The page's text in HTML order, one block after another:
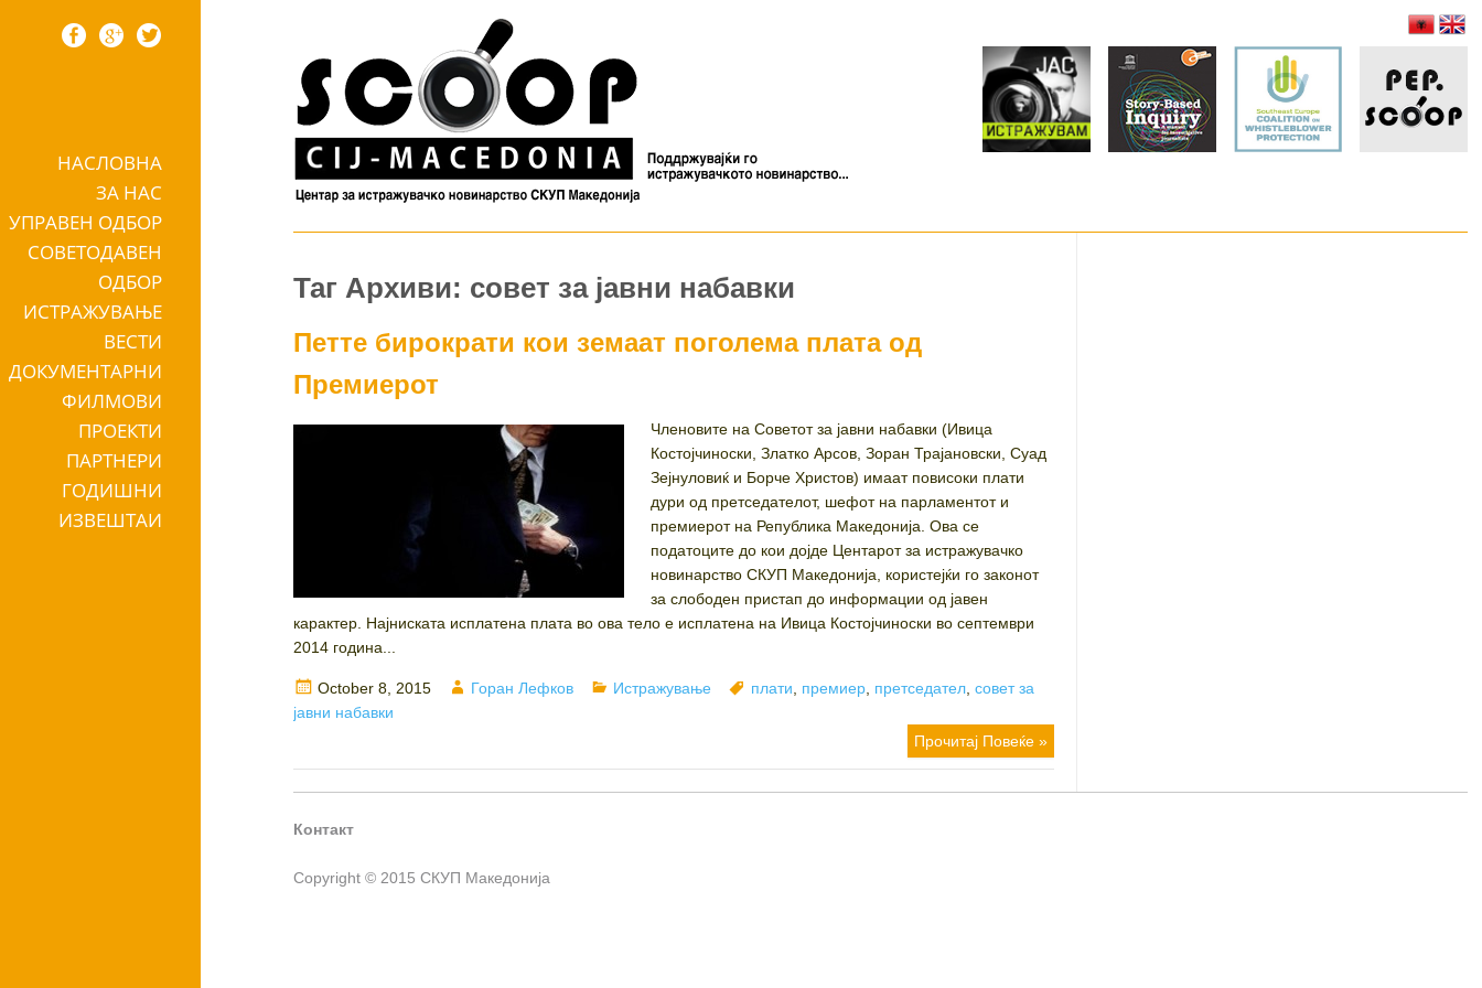
Skip to contentНАСЛОВНА
ЗА НАС
УПРАВЕН ОДБОР
СОВЕТОДАВЕН
ОДБОР
ИСТРАЖУВАЊЕ
ВЕСТИ
ДОКУМЕНТАРНИ
ФИЛМОВИ
ПРОЕКТИ
ПАРТНЕРИ
ГОДИШНИ
ИЗВЕШТАИ
Таг Архиви: совет за јавни набавки
Петте бирократи кои земаат поголема плата од
Премиерот
Членовите на Советот за јавни набавки (Ивица
Костојчиноски, Златко Арсов, Зоран Трајановски, Суад
Зејнуловиќ и Борче Христов) имаат повисоки плати
дури од претседателот, шефот на парламентот и
премиерот на Република Македонија. Ова се
податоците до кои дојде Центарот за истражувачко
новинарство СКУП Македонија, користејќи го законот
за слободен пристап до информации од јавен
карактер. Најниската исплатена плата во ова тело е исплатена на Ивица Костојчиноски во септември
2014 година...
Posted
on
October 8, 2015 Author
Горан Лефков Categories
Истражување Tags
плати премиер претседател ,совет за
јавни набавки
Прочитај Повеќе »
Контакт
Copyright © 2015 СКУП Македонија